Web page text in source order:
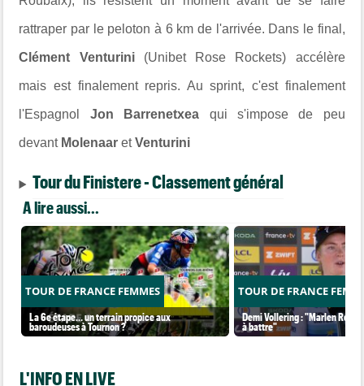
rattraper par le peloton à 6 km de l'arrivée. Dans le final,
Clément Venturini(Unibet Rose Rockets) accélère
mais est finalement repris. Au sprint, c'est finalement
l'Espagnol Jon Barrenetxea qui s'impose de peu
devant MolenaaretVenturini
Tour du Finistere - Classement général
A lire aussi...
TOUR DE FRANCE FEMMES
La 6e étape… un terrain propice aux
baroudeuses à Tournon ?
TOUR DE FRANCE
Demi Vollering : "Marlen
à battre"
L'INFO EN LIVE